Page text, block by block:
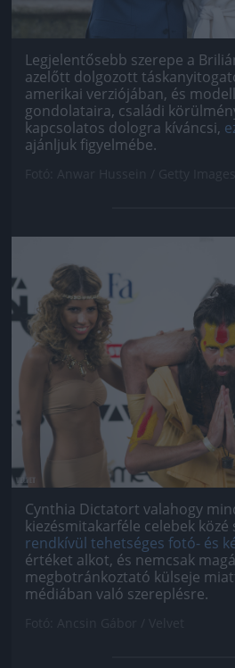
Legjelentősebb szerepe a
azelőtt dolgozott
amerikai verziójában, és
gondolataira, családi
kapcsolatos dologra kíváncsi,
ajánljuk figyelmébe.
Cynthia Dictatort valahogy
kiezésmitakarféle celebek
rendkívül tehetséges fotó- és
értéket alkot, és nemcsak
megbotránkoztató külseje
médiában való szereplésre.